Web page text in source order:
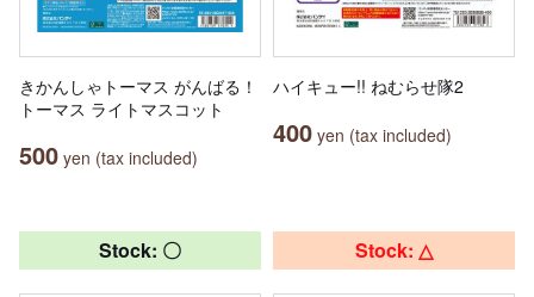
きかんしゃトーマス がんばる！
トーマス ライトマスコット
500 yen (tax included)
ハイキュー!! ねむらせ隊2
400 yen (tax included)
Stock: 〇 Stock: △